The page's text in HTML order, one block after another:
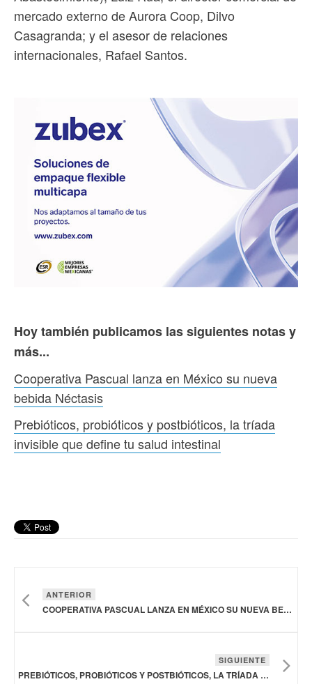
mercado externo de Aurora Coop, Dilvo
Casagranda; y el asesor de relaciones
internacionales, Rafael Santos.
Hoy también publicamos las siguientes notas y
más...
Cooperativa Pascual lanza en México su nueva
bebida Néctasis
Prebióticos, probióticos y postbióticos, la tríada
invisible que define tu salud intestinal
ANTERIOR
COOPERATIVA PASCUAL LANZA EN MÉXICO SU NUEVA BEBIDA NÉCTASIS
SIGUIENTE
PREBIÓTICOS, PROBIÓTICOS Y POSTBIÓTICOS, LA TRÍADA INVISIBLE QUE DEFINE TU SALUD INTESTINAL